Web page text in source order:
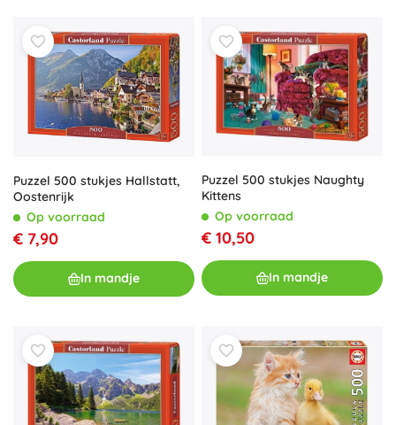
Puzzel 500 stukjes Hallstatt,
Oostenrijk
Op voorraad
€ 7,90
In mandje
Puzzel 500 stukjes Naughty
Kittens
Op voorraad
€ 10,50
In mandje